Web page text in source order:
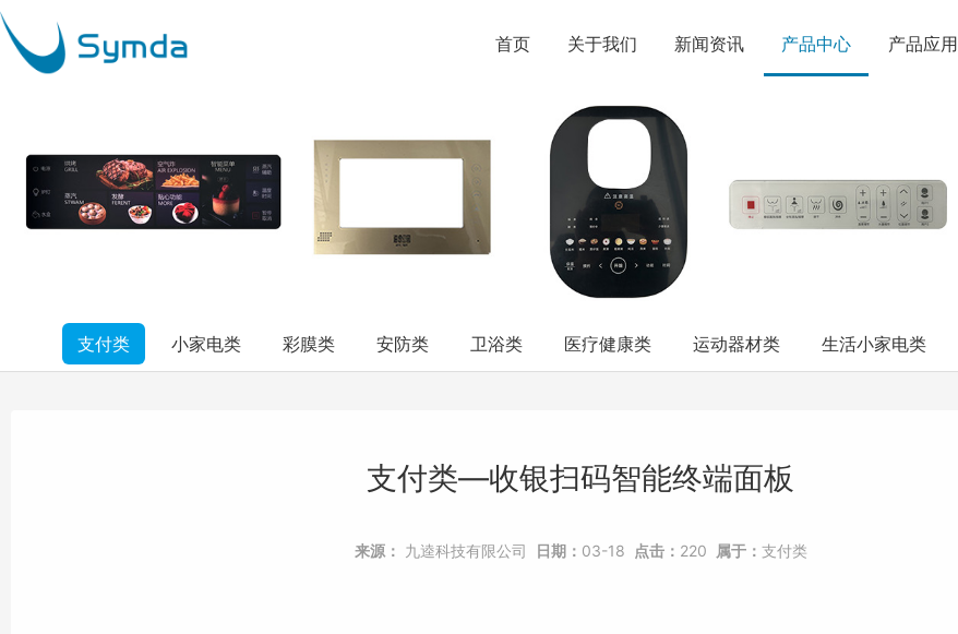
首页 关于我们 新闻资讯 产品中心 产品应用
支付类 小家电类 彩膜类 安防类 卫浴类 医疗健康类 运动器材类 生活小家电类
支付类—收银扫码智能终端面板
来源： 九逵科技有限公司 日期： 03-18 点击： 220 属于： 支付类